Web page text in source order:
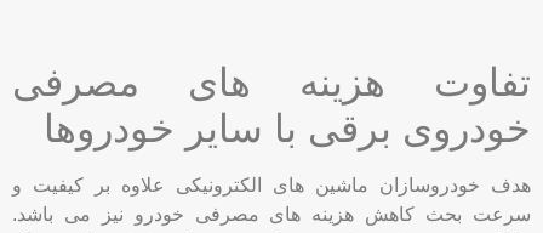
جایگزینی مصرف برق به جای بنزین از دغدغه های بزرگ
خودروسازان فعال کشور ما و سایر کشورهای جهان بوده است. تا
جایی که استقبال غیرقابل تصور از خودروهای برقی که هیجان
عموم را بیشتر نموده، بسیاری از خودروسازان برند دنیا از جمله
لامبورگینی و فراری را نیز راغب به تولید خودروی برقی کرده
است. جهت بررسی هزینه های سوخت و شارژ و بالانس خوروی